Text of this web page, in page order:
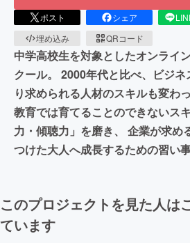
ポスト シェア
埋め込み
QRコード
中学高校生を対象としたオンライ
クール。 2000年代と比べ、ビジ
り求められる人材のスキルも変わ
教育では育てることのできないス
力・傾聴力」を磨き、 企業が求め
つけた大人へ成長するための習い
このプロジェクトを見た人は
ています